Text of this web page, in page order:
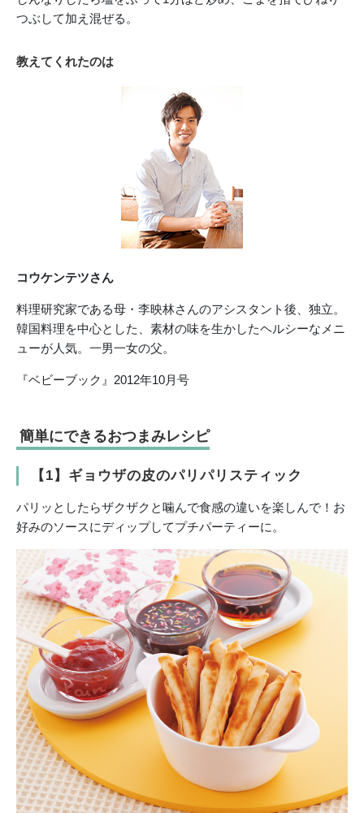
つぶして加え混ぜる。
教えてくれたのは
コウケンテツさん
料理研究家である母・李映林さんのアシスタント後、独立。
韓国料理を中心とした、素材の味を生かしたヘルシーなメニ
ューが人気。一男一女の父。
『ベビーブック』2012年10月号
簡単にできるおつまみレシピ
【1】ギョウザの皮のパリパリスティック
パリッとしたらザクザクと噛んで食感の違いを楽しんで！お
好みのソースにディップしてプチパーティーに。